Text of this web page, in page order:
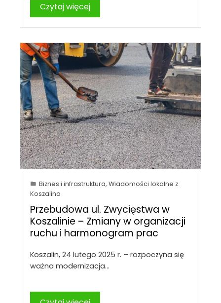
Czytaj więcej
Biznes i infrastruktura, Wiadomości lokalne z
Koszalina
Przebudowa ul. Zwycięstwa w
Koszalinie – Zmiany w organizacji
ruchu i harmonogram prac
Koszalin, 24 lutego 2025 r. – rozpoczyna się
ważna modernizacja…